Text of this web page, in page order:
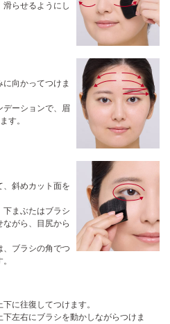
らせるようにし
向かってつけま
デーションで、眉
す。
、斜めカット面を
下まぶたはブラシ
がら、目尻から
、ブラシの角でつ
に往復してつけます。
左右にブラシを動かしながらつけま